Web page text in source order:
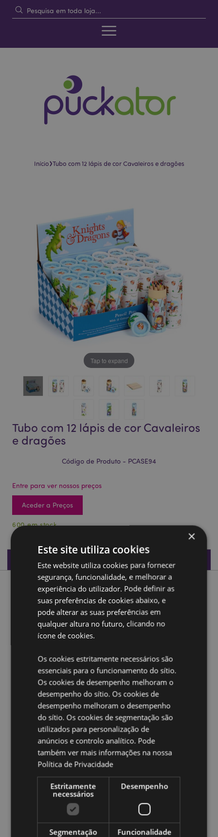
Início›Tubo com 12 lápis de cor Cavaleiros e dragões
imagens
imagens
Tap to expand
Tubo com 12 lápis de cor Cavaleiros
e dragões
Código de Produto - PCASE94
Entre para ver nossos preços
Aceder a Preços
600 em stock
Especificações do Produto
Descrição do Produto
Tubo com 12 lápis de cor Cavaleiros e dragões
Material:Madeira (choupo) e cartão
Ampliar informação:
Quer saber mais acerca de comprar na Puckator?
a nossa
Guia de informação para o cliente.
Caracteristicas do Produto
Informação
Altura 10cm Largura 3cm Profundidade 3cm
Lápis 8.5cm
5055071510540
0.050000
Não
Não
×
Este site utiliza cookies
Este website utiliza cookies para fornecer
segurança, funcionalidade, e melhorar a
experiência do utilizador. Pode definir as
suas preferências de cookies abaixo, e
pode alterar as suas preferências em
qualquer altura no futuro, clicando no
ícone de cookies.
Os cookies estritamente necessários são
essenciais para o funcionamento do sítio.
Os cookies de desempenho melhoram o
desempenho do sítio. Os cookies de
desempenho melhoram o desempenho
do sítio. Os cookies de segmentação são
utilizados para personalização de
anúncios e controlo analítico. Pode
também ver mais informações na nossa
Política de Privacidade
Estritamente
necessários
Desempenho
Segmentação Funcionalidade